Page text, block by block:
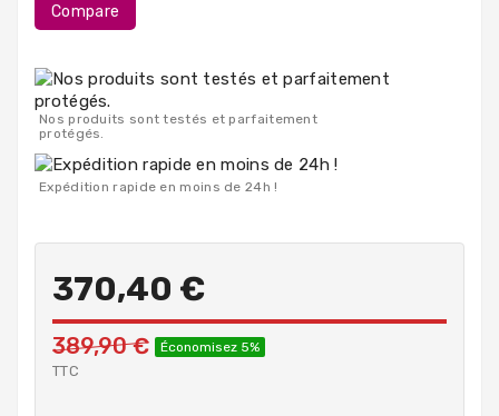
Compare
Nos produits sont testés et parfaitement
protégés.
Expédition rapide en moins de 24h !
370,40 €
389,90 € Économisez 5%
TTC